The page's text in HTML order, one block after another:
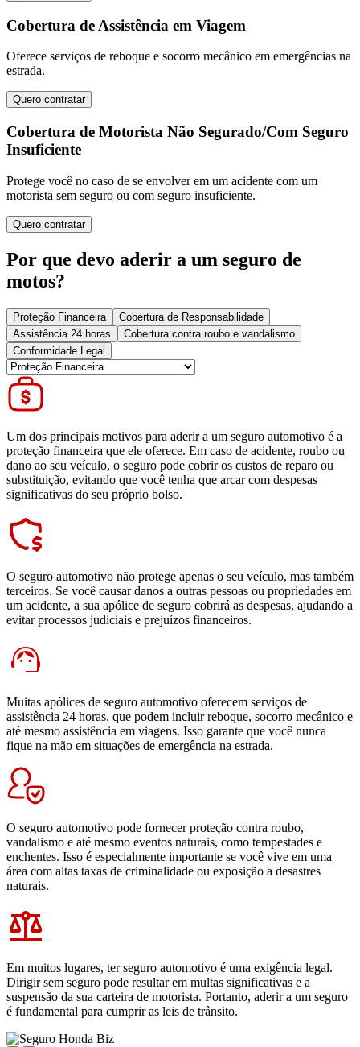
Cobertura de Assistência em Viagem
Oferece serviços de reboque e socorro mecânico em emergências na
estrada.
Quero contratar
Cobertura de Motorista Não Segurado/Com Seguro
Insuficiente
Protege você no caso de se envolver em um acidente com um
motorista sem seguro ou com seguro insuficiente.
Quero contratar
Por que devo aderir a um seguro de
motos?
Proteção Financeira
Cobertura de Responsabilidade
Assistência 24 horas
Cobertura contra roubo e vandalismo
Conformidade Legal
Um dos principais motivos para aderir a um seguro automotivo é a
proteção financeira que ele oferece. Em caso de acidente, roubo ou
dano ao seu veículo, o seguro pode cobrir os custos de reparo ou
substituição, evitando que você tenha que arcar com despesas
significativas do seu próprio bolso.
O seguro automotivo não protege apenas o seu veículo, mas também
terceiros. Se você causar danos a outras pessoas ou propriedades em
um acidente, a sua apólice de seguro cobrirá as despesas, ajudando a
evitar processos judiciais e prejuízos financeiros.
Muitas apólices de seguro automotivo oferecem serviços de
assistência 24 horas, que podem incluir reboque, socorro mecânico e
até mesmo assistência em viagens. Isso garante que você nunca
fique na mão em situações de emergência na estrada.
O seguro automotivo pode fornecer proteção contra roubo,
vandalismo e até mesmo eventos naturais, como tempestades e
enchentes. Isso é especialmente importante se você vive em uma
área com altas taxas de criminalidade ou exposição a desastres
naturais.
Em muitos lugares, ter seguro automotivo é uma exigência legal.
Dirigir sem seguro pode resultar em multas significativas e a
suspensão da sua carteira de motorista. Portanto, aderir a um seguro
é fundamental para cumprir as leis de trânsito.